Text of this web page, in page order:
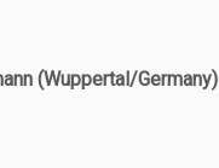
(Wuppertal/Germany)